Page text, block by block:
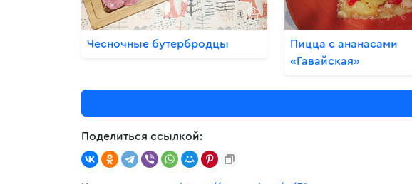
Чесночные бутербродцы
Пицца с ананасами
«Гавайская»
Поделиться ссылкой: